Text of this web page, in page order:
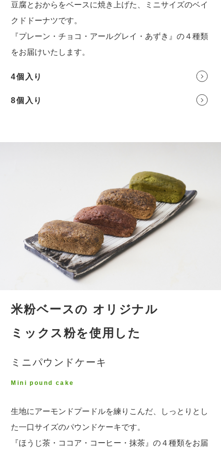
豆腐とおからをベースに焼き上げた、ミニサイズのベイ
クドドーナツです。
『プレーン・チョコ・アールグレイ・あずき』の４種類
をお届けいたします。
4個入り
8個入り
米粉ベースの オリジナル
ミックス粉を使用した
ミニパウンドケーキ
Mini pound cake
生地にアーモンドプードルを練りこんだ、しっとりとし
た一口サイズのパウンドケーキです。
『ほうじ茶・ココア・コーヒー・抹茶』の４種類をお届